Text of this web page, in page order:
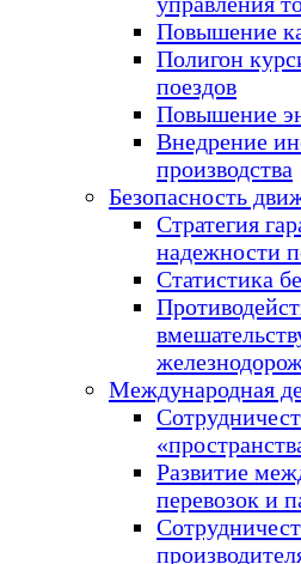
Повышение
Полигон
поездов
Повышение
Внедрение
производства
Безопасность
Стратегия
надежности
Статистика
Международная
Развитие
перевозок и